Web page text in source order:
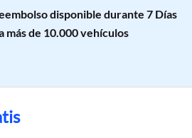
disponible durante 7 Días
más de 10.000 vehículos